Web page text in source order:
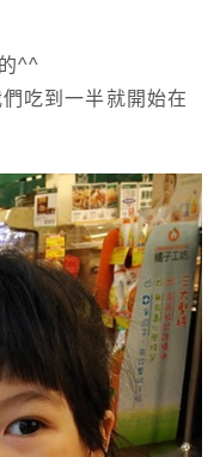
^^
吃到一半就開始在